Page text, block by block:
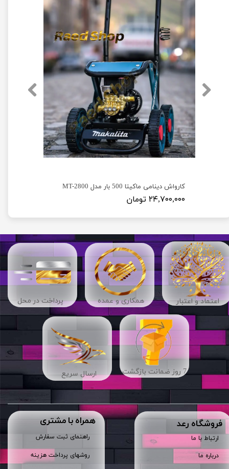
کارواش دینامی ماکیتا 500 بار مدل MT-2800
۲۴,۷۰۰,۰۰۰ تومان
ارسال سریع
​فروشگاه رعد
ارتباط با ما
درباره ما
همراه با مشتری
راهنمای ثبت سفارش
روشهای پرداخت هزینه
اعتماد و اعتبار
7 روز ضمانت بازگشت
پرداخت در محل ​​همکاری و عمده